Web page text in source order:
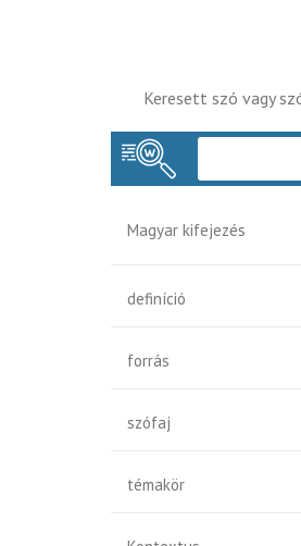
Keresett szó vagy
Magyar kifejezés
definíció
forrás
szófaj
témakör